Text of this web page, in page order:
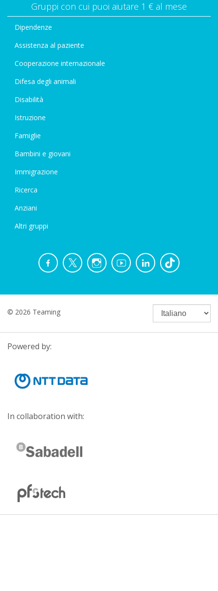
Gruppi con cui puoi aiutare 1 € al mese
Dipendenze
Assistenza al paziente
Cooperazione internazionale
Difesa degli animali
Disabilità
Istruzione
Famiglie
Bambini e giovani
Immigrazione
Ricerca
Anziani
Altri gruppi
© 2026 Teaming
Powered by:
In collaboration with: